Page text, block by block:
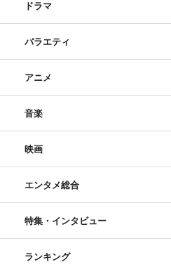
ドラマ
バラエティ
アニメ
音楽
映画
エンタメ総合
特集・インタビュー
ランキング